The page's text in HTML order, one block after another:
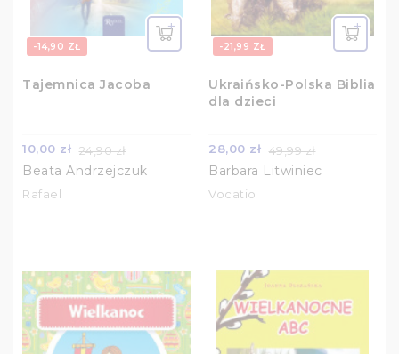
-14,90 ZŁ
Tajemnica Jacoba
10,00 zł 24,90 zł
Beata Andrzejczuk
Rafael
-21,99 ZŁ
Ukraińsko-Polska Biblia
dla dzieci
28,00 zł 49,99 zł
Barbara Litwiniec
Vocatio